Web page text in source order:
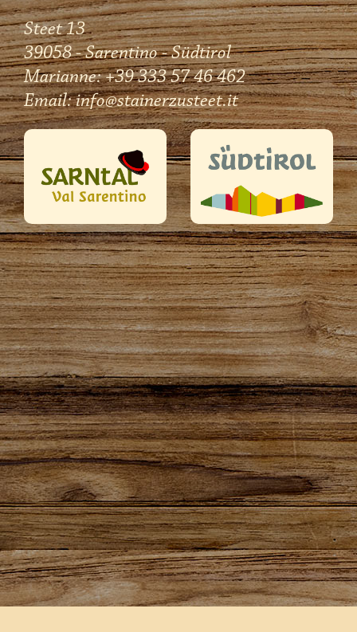
Steet 13
39058 - Sarentino - Südtirol
Marianne: +39 333 57 46 462
Email:info@stainerzusteet.it